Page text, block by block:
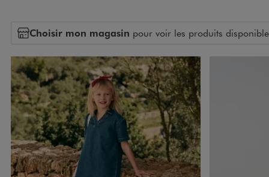
Choisir mon magasin pour voir les produits